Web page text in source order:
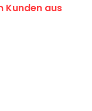
Kunden aus